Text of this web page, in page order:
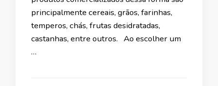
principalmente cereais, grãos, farinhas,
temperos, chás, frutas desidratadas,
castanhas, entre outros. Ao escolher um
…